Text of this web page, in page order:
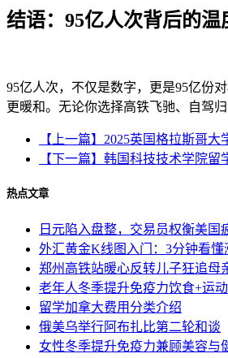
结语：95亿人次背后的温
95亿人次，不仅是数字，更是95亿份
更暖和。无论你选择高铁飞驰、自驾
【上一篇】2025英国格拉斯哥
【下一篇】韩国科技技术学院留
热点文章
日元陷入盘整，交易员权衡美国
外汇黄金K线图入门：3分钟看懂
郑州高铁站暖心反转儿子狂追母
老年人冬季提升免疫力饮食+运
留学加拿大费用分类介绍
俄美乌举行阿布扎比第二轮和谈
女性冬季提升免疫力兼顾美容与